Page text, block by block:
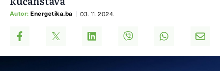
Autor: Energetika.ba 03. 11. 2024.